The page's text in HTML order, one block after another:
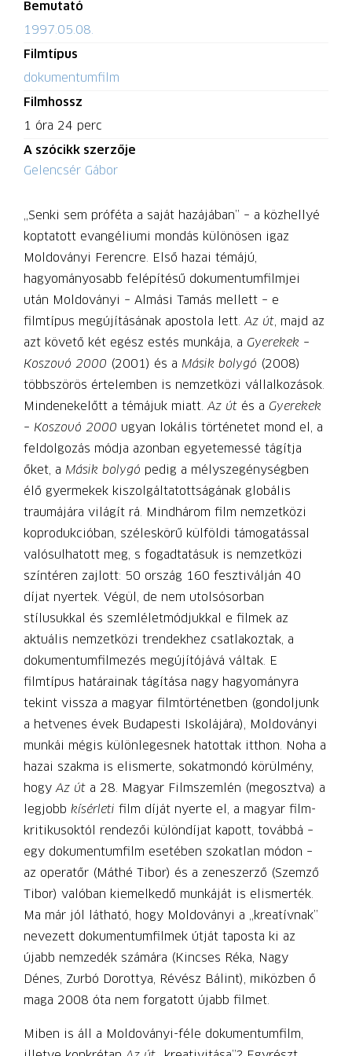
Bemutató
1997.05.08.
Filmtípus
dokumentumfilm
Filmhossz
1 óra 24 perc
A szócikk szerzője
Gelencsér Gábor
„Senki sem próféta a saját hazájában” – a közhellyé
koptatott evangéliumi mondás különösen igaz
Moldoványi Ferencre. Első hazai témájú,
hagyományosabb felépítésű dokumentumfilmjei
után Moldoványi – Almási Tamás mellett – e
filmtípus megújításának apostola lett.Az út, majd az
azt követő két egész estés munkája, a Gyerekek –
Koszovó 2000 (2001) és a Másik bolygó (2008)
többszörös értelemben is nemzetközi vállalkozások.
Mindenekelőtt a témájuk miatt.Az út és a Gyerekek
– Koszovó 2000 ugyan lokális történetet mond el, a
feldolgozás módja azonban egyetemessé tágítja
őket, a Másik bolygó pedig a mélyszegénységben
élő gyermekek kiszolgáltatottságának globális
traumájára világít rá. Mindhárom film nemzetközi
koprodukcióban, széleskörű külföldi támogatással
valósulhatott meg, s fogadtatásuk is nemzetközi
színtéren zajlott: 50 ország 160 fesztiválján 40
díjat nyertek. Végül, de nem utolsósorban
stílusukkal és szemléletmódjukkal e filmek az
aktuális nemzetközi trendekhez csatlakoztak, a
dokumentumfilmezés megújítójává váltak. E
filmtípus határainak tágítása nagy hagyományra
tekint vissza a magyar filmtörténetben (gondoljunk
a hetvenes évek Budapesti Iskolájára), Moldoványi
munkái mégis különlegesnek hatottak itthon. Noha a
hazai szakma is elismerte, sokatmondó körülmény,
hogyAz út a 28. Magyar Filmszemlén (megosztva) a
legjobb kísérleti film díját nyerte el, a magyar film­
kritikusoktól rendezői különdíjat kapott, továbbá –
egy dokumentumfilm esetében szokatlan módon –
az operatőr (Máthé Tibor) és a zeneszerző (Szemző
Tibor) valóban kiemelkedő munkáját is elismerték.
Ma már jól látható, hogy Moldoványi a „kreatívnak”
nevezett dokumentumfilmek útját taposta ki az
újabb nemzedék számára (Kincses Réka, Nagy
Dénes, Zurbó Dorottya, Révész Bálint), miközben ő
maga 2008 óta nem forgatott újabb filmet.
Miben is áll a Moldoványi-féle dokumentumfilm,